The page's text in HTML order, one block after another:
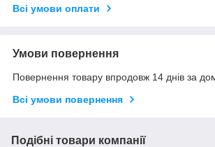
Всі умови оплати
Умови повернення
Повернення товару впродовж 14 днів за
Всі умови повернення
Подібні товари компанії